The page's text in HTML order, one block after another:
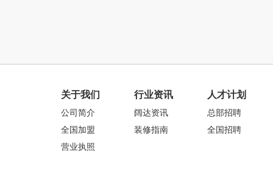
关于我们
公司简介
全国加盟
营业执照
行业资讯
阔达资讯
装修指南
人才计划
总部招聘
全国招聘